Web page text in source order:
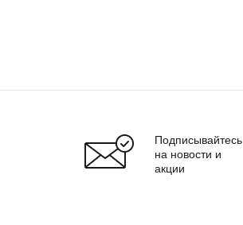
Подписывайтесь
на новости и
акции